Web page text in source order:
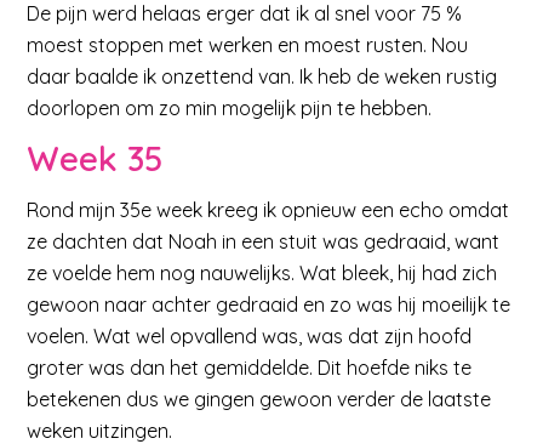
De pijn werd helaas erger dat ik al snel voor 75 %
moest stoppen met werken en moest rusten. Nou
daar baalde ik onzettend van. Ik heb de weken rustig
doorlopen om zo min mogelijk pijn te hebben.
Week 35
Rond mijn 35e week kreeg ik opnieuw een echo omdat
ze dachten dat Noah in een stuit was gedraaid, want
ze voelde hem nog nauwelijks. Wat bleek, hij had zich
gewoon naar achter gedraaid en zo was hij moeilijk te
voelen. Wat wel opvallend was, was dat zijn hoofd
groter was dan het gemiddelde. Dit hoefde niks te
betekenen dus we gingen gewoon verder de laatste
weken uitzingen.